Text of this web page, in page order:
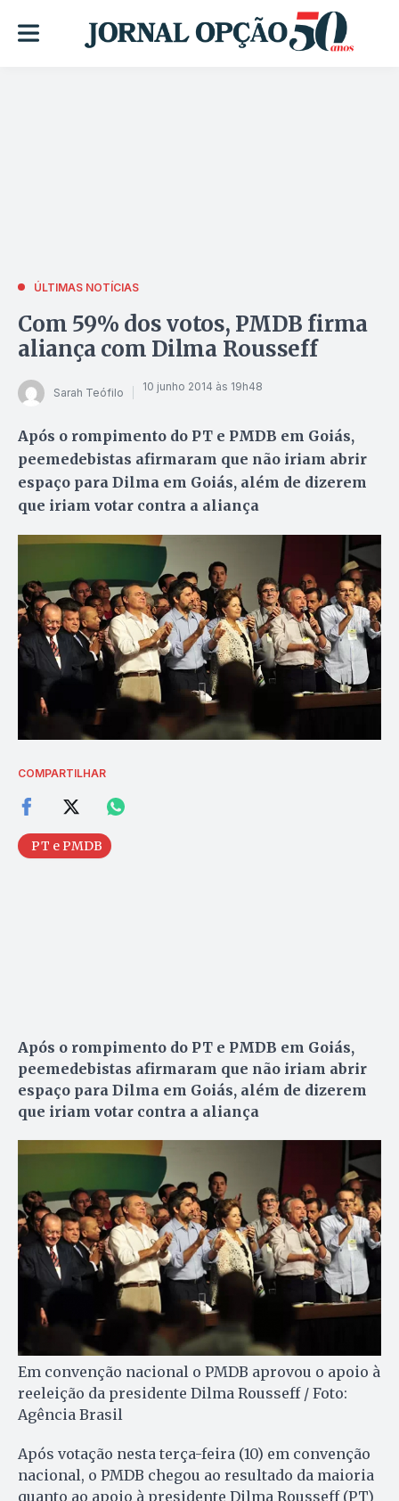
ÚLTIMAS NOTÍCIAS
Com 59% dos votos, PMDB firma
aliança com Dilma Rousseff
Sarah Teófilo 10 junho 2014 às 19h48
Após o rompimento do PT e PMDB em Goiás,
peemedebistas afirmaram que não iriam abrir
espaço para Dilma em Goiás, além de dizerem
que iriam votar contra a aliança
COMPARTILHAR
PT e PMDB
Após o rompimento do PT e PMDB em Goiás,
peemedebistas afirmaram que não iriam abrir
espaço para Dilma em Goiás, além de dizerem
que iriam votar contra a aliança
Em convenção nacional o PMDB aprovou o apoio à
reeleição da presidente Dilma Rousseff / Foto:
Agência Brasil
Após votação nesta terça-feira (10) em convenção
nacional, o PMDB chegou ao resultado da maioria
quanto ao apoio à presidente Dilma Rousseff (PT)